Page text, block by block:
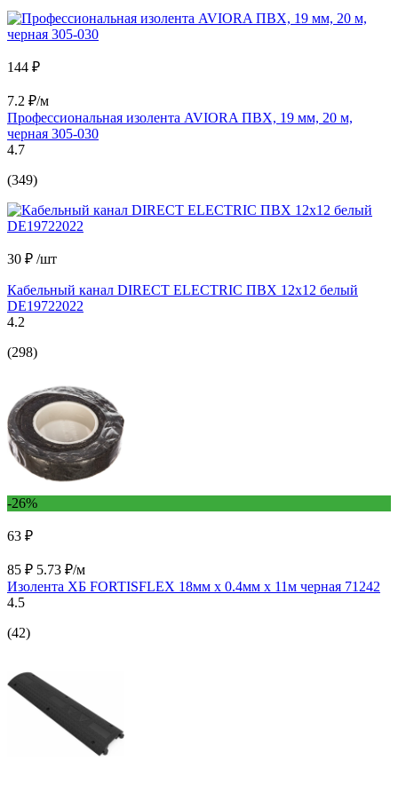
144 ₽
7.2 ₽/м
Профессиональная изолента AVIORA ПВХ, 19 мм, 20 м,
черная 305-030
4.7
(349)
30 ₽ /шт
Кабельный канал DIRECT ELECTRIC ПВХ 12x12 белый
DE19722022
4.2
(298)
-26%
63 ₽
85 ₽ 5.73 ₽/м
Изолента ХБ FORTISFLEX 18мм х 0.4мм х 11м черная 71242
4.5
(42)